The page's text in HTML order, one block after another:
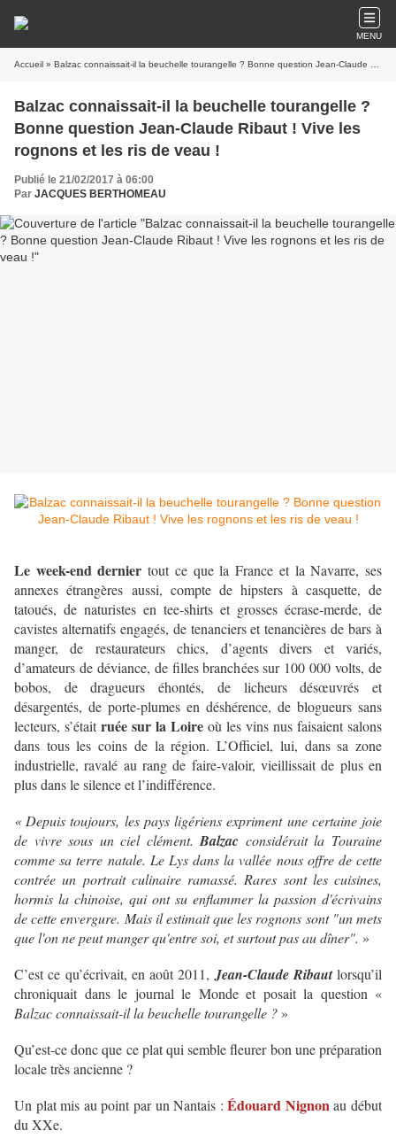
MENU
Accueil » Balzac connaissait-il la beuchelle tourangelle ? Bonne question Jean-Claude Ribaut ! Vive les rognons et les ris de veau !
Balzac connaissait-il la beuchelle tourangelle ?
Bonne question Jean-Claude Ribaut ! Vive les
rognons et les ris de veau !
Publié le 21/02/2017 à 06:00
Par JACQUES BERTHOMEAU
Le week-end dernier tout ce que la France et la Navarre, ses
annexes étrangères aussi, compte de hipsters à casquette, de
tatoués, de naturistes en tee-shirts et grosses écrase-merde, de
cavistes alternatifs engagés, de tenanciers et tenancières de bars à
manger, de restaurateurs chics, d’agents divers et variés,
d’amateurs de déviance, de filles branchées sur 100 000 volts, de
bobos, de dragueurs éhontés, de licheurs désœuvrés et
désargentés, de porte-plumes en déshérence, de blogueurs sans
lecteurs, s’étaitruée sur la Loire où les vins nus faisaient salons
dans tous les coins de la région. L’Officiel, lui, dans sa zone
industrielle, ravalé au rang de faire-valoir, vieillissait de plus en
plus dans le silence et l’indifférence.
« Depuis toujours, les pays ligériens expriment une certaine joie
de vivre sous un ciel clément.Balzac considérait la Touraine
comme sa terre natale. Le Lys dans la vallée nous offre de cette
contrée un portrait culinaire ramassé. Rares sont les cuisines,
hormis la chinoise, qui ont su enflammer la passion d'écrivains
de cette envergure. Mais il estimait que les rognons sont "un mets
que l'on ne peut manger qu'entre soi, et surtout pas au dîner". »
C’est ce qu’écrivait, en août 2011, Jean-Claude Ribautlorsqu’il
chroniquait dans le journal le Monde et posait la question «
Balzac connaissait-il la beuchelle tourangelle ? »
Qu’est-ce donc que ce plat qui semble fleurer bon une préparation
locale très ancienne ?
Un plat mis au point par un Nantais :Édouard Nignon au début
du XXe.